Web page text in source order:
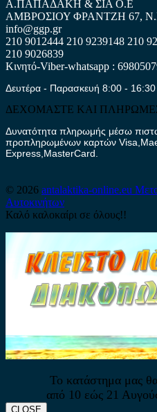
Α.ΠΑΠΑΔΑΚΗ & ΣΙΑ Ο.Ε
ΑΜΒΡΟΣΙΟΥ ΦΡΑΝΤΖΗ 67,
info@ggp.gr
210 9012444 210 9239148 210
210 9026839
Κινητό-Viber-whatsapp :
Δευτέρα - Παρασκευή 8:00 - 16:30
ΔΕΧΟΜΑΣΤΕ ΚΑΙ
Δυνατότητα πληρωμής μέσω
προπληρωμένων καρτών
Express,MasterCard.
© 2026 antalaktika-online.eu
Αυτοκινήτων
Καλό καλοκαίρι σε όλους!!
Το κατάστημα μας
από 10 εώς 21
CLOSE